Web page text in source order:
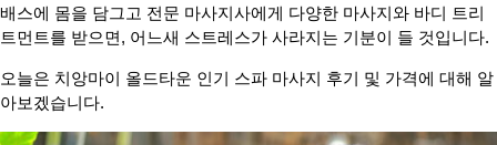
배스에 몸을 담그고 전문 마사지사에게 다양한 마사지와 바디 트리
트먼트를 받으면, 어느새 스트레스가 사라지는 기분이 들 것입니다.
오늘은 치앙마이 올드타운 인기 스파 마사지 후기 및 가격에 대해 알
아보겠습니다.